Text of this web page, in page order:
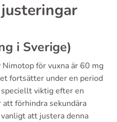
i Sverige)
för vuxna är 60 mg
fortsätter under en period
speciellt viktig efter en
förhindra sekundära
att justera denna